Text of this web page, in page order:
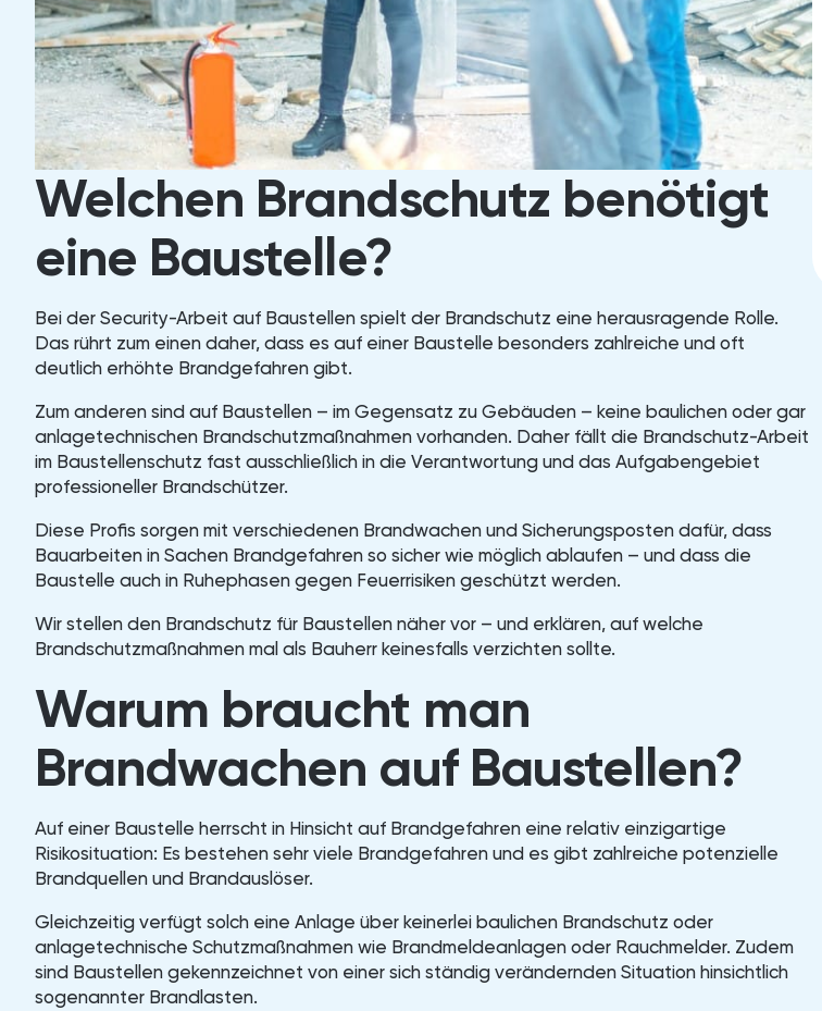
Welchen Brandschutz benötigt
eine Baustelle?
Bei der Security-Arbeit auf Baustellen spielt der Brandschutz eine herausragende Rolle.
Das rührt zum einen daher, dass es auf einer Baustelle besonders zahlreiche und oft
deutlich erhöhte Brandgefahren gibt.
Zum anderen sind auf Baustellen – im Gegensatz zu Gebäuden – keine baulichen oder gar
anlagetechnischen Brandschutzmaßnahmen vorhanden. Daher fällt die Brandschutz-Arbeit
im Baustellenschutz fast ausschließlich in die Verantwortung und das Aufgabengebiet
professioneller Brandschützer.
Diese Profis sorgen mit verschiedenen Brandwachen und Sicherungsposten dafür, dass
Bauarbeiten in Sachen Brandgefahren so sicher wie möglich ablaufen – und dass die
Baustelle auch in Ruhephasen gegen Feuerrisiken geschützt werden.
Wir stellen den Brandschutz für Baustellen näher vor – und erklären, auf welche
Brandschutzmaßnahmen mal als Bauherr keinesfalls verzichten sollte.
Warum braucht man
Brandwachen auf Baustellen?
Auf einer Baustelle herrscht in Hinsicht auf Brandgefahren eine relativ einzigartige
Risikosituation: Es bestehen sehr viele Brandgefahren und es gibt zahlreiche potenzielle
Brandquellen und Brandauslöser.
Gleichzeitig verfügt solch eine Anlage über keinerlei baulichen Brandschutz oder
anlagetechnische Schutzmaßnahmen wie Brandmeldeanlagen oder Rauchmelder. Zudem
sind Baustellen gekennzeichnet von einer sich ständig verändernden Situation hinsichtlich
sogenannter Brandlasten.